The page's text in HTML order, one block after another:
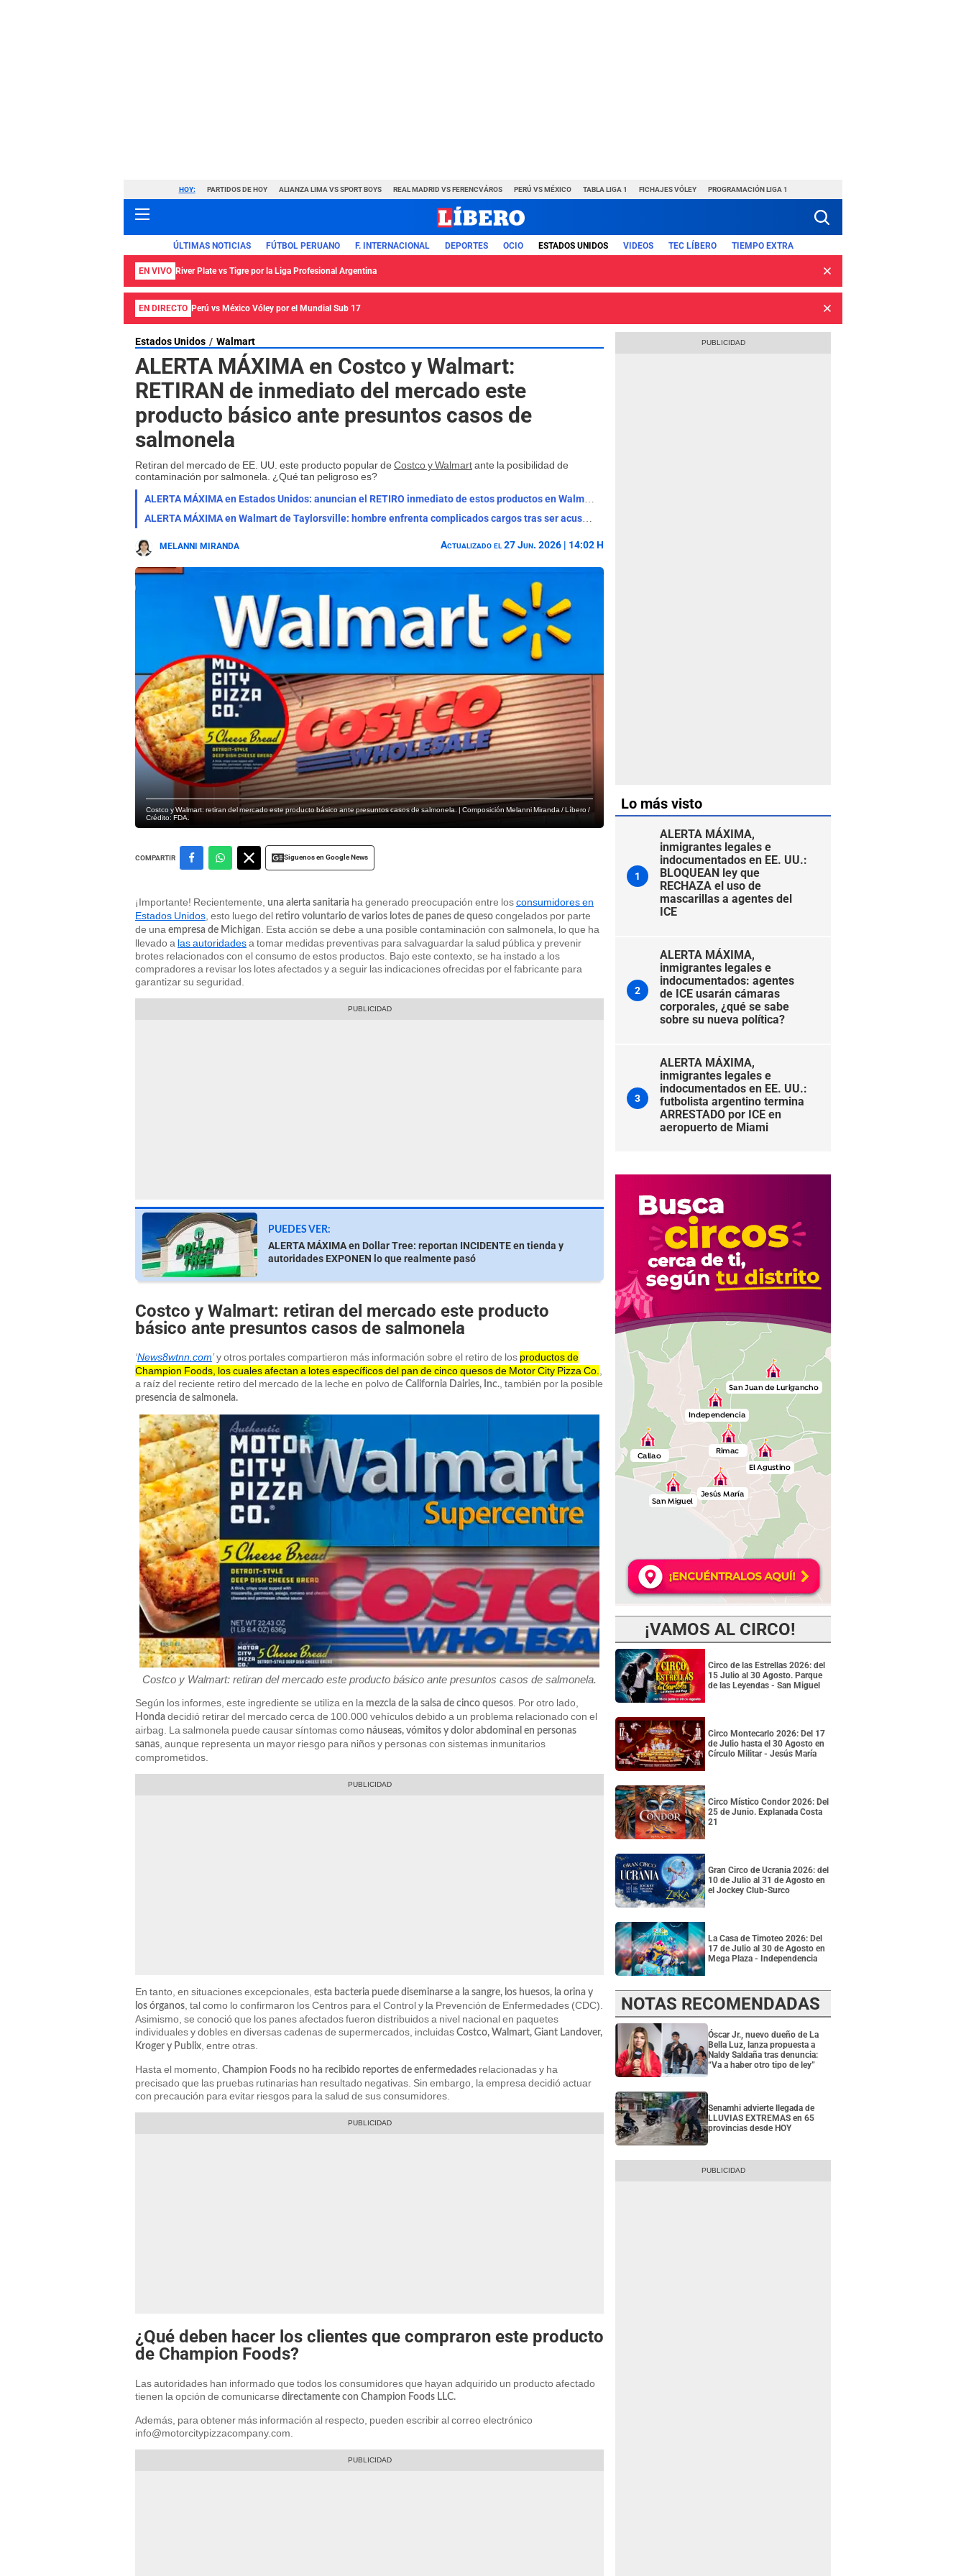
HOY: PARTIDOS DE HOY ALIANZA LIMA VS SPORT BOYS REAL MADRID VS FERENCVÁROS PERÚ VS MÉXICO TABLA LIGA 1 FICHAJES VÓLEY PROGRAMACIÓN LIGA 1
ÚLTIMAS NOTICIAS FÚTBOL PERUANO F. INTERNACIONAL DEPORTES OCIO ESTADOS UNIDOS VIDEOS TEC LÍBERO TIEMPO EXTRA
EN VIVO River Plate vs Tigre por la Liga Profesional Argentina
EN DIRECTO Perú vs México Vóley por el Mundial Sub 17
Estados Unidos Walmart
ALERTA MÁXIMA en Costco y Walmart:
RETIRAN de inmediato del mercado este
producto básico ante presuntos casos de
salmonela
Retiran del mercado de EE. UU. este producto popular de Costco y Walmartante la posibilidad de
contaminación por salmonela. ¿Qué tan peligroso es?
ALERTA MÁXIMA en Estados Unidos: anuncian el RETIRO inmediato de estos productos en Walmart por riesgo de lesiones graves o MUERTE
ALERTA MÁXIMA en Walmart de Taylorsville: hombre enfrenta complicados cargos tras ser acusado de protagonizar INCIDENTE doméstico
MELANNI MIRANDA Actualizado el 27 Jun. 2026 | 14:02 H
Costco y Walmart: retiran del mercado este producto básico ante presuntos casos de salmonela. | Composición Melanni Miranda / Líbero /
Crédito: FDA.
COMPARTIR Siguenos en Google News
¡Importante! Recientemente, una alerta sanitaria ha generado preocupación entre losconsumidores en
Estados Unidos , esto luego del retiro voluntario de varios lotes de panes de queso congelados por parte
de una empresa de Michigan
. Esta acción se debe a una posible contaminación con salmonela, lo que ha
llevado a las autoridadesa tomar medidas preventivas para salvaguardar la salud pública y prevenir
brotes relacionados con el consumo de estos productos. Bajo este contexto, se ha instado a los
compradores a revisar los lotes afectados y a seguir las indicaciones ofrecidas por el fabricante para
garantizar su seguridad.
PUEDES VER:
ALERTA MÁXIMA en Dollar Tree: reportan INCIDENTE en tienda y
autoridades EXPONEN lo que realmente pasó
Costco y Walmart: retiran del mercado este producto
básico ante presuntos casos de salmonela
‘News8wtnn.com’y otros portales compartieron más información sobre el retiro de los productos de
Champion Foods, los cuales afectan a lotes específicos del pan de cinco quesos de Motor City Pizza Co.,
a raíz del reciente retiro del mercado de la leche en polvo de California Dairies, Inc., también por la posible
presencia de salmonela.
Costco y Walmart: retiran del mercado este producto básico ante presuntos casos de salmonela.
Según los informes, este ingrediente se utiliza en la mezcla de la salsa de cinco quesos. Por otro lado,
Honda decidió retirar del mercado cerca de 100.000 vehículos debido a un problema relacionado con el
airbag. La salmonela puede causar síntomas como náuseas, vómitos y dolor abdominal en personas
sanas, aunque representa un mayor riesgo para niños y personas con sistemas inmunitarios
comprometidos.
En tanto, en situaciones excepcionales, esta bacteria puede diseminarse a la sangre, los huesos, la orina y
los órganos, tal como lo confirmaron los Centros para el Control y la Prevención de Enfermedades (CDC).
Asimismo, se conoció que los panes afectados fueron distribuidos a nivel nacional en paquetes
individuales y dobles en diversas cadenas de supermercados, incluidas Costco, Walmart, Giant Landover,
Kroger y Publix, entre otras.
Hasta el momento, Champion Foods no ha recibido reportes de enfermedades relacionadas y ha
precisado que las pruebas rutinarias han resultado negativas. Sin embargo, la empresa decidió actuar
con precaución para evitar riesgos para la salud de sus consumidores.
¿Qué deben hacer los clientes que compraron este producto
de Champion Foods?
Las autoridades han informado que todos los consumidores que hayan adquirido un producto afectado
tienen la opción de comunicarse directamente con Champion Foods LLC.
Además, para obtener más información al respecto, pueden escribir al correo electrónico
info@motorcitypizzacompany.com.
Lo más visto
1
ALERTA MÁXIMA,
inmigrantes legales e
indocumentados en EE. UU.:
BLOQUEAN ley que
RECHAZA el uso de
mascarillas a agentes del
ICE
2
ALERTA MÁXIMA,
inmigrantes legales e
indocumentados: agentes
de ICE usarán cámaras
corporales, ¿qué se sabe
sobre su nueva política?
3
ALERTA MÁXIMA,
inmigrantes legales e
indocumentados en EE. UU.:
futbolista argentino termina
ARRESTADO por ICE en
aeropuerto de Miami
¡VAMOS AL CIRCO!
Circo de las Estrellas 2026: del
15 Julio al 30 Agosto. Parque
de las Leyendas - San Miguel
Circo Montecarlo 2026: Del 17
de Julio hasta el 30 Agosto en
Círculo Militar - Jesús María
Circo Místico Condor 2026: Del
25 de Junio. Explanada Costa
21
Gran Circo de Ucrania 2026: del
10 de Julio al 31 de Agosto en
el Jockey Club-Surco
La Casa de Timoteo 2026: Del
17 de Julio al 30 de Agosto en
Mega Plaza - Independencia
NOTAS RECOMENDADAS
Óscar Jr., nuevo dueño de La
Bella Luz, lanza propuesta a
Naldy Saldaña tras denuncia:
“Va a haber otro tipo de ley”
Senamhi advierte llegada de
LLUVIAS EXTREMAS en 65
provincias desde HOY